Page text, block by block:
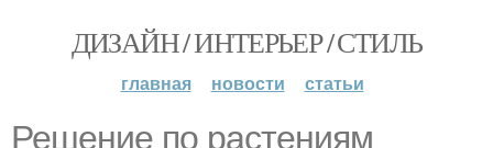
ДИЗАЙН / ИНТЕРЬЕР / СТИЛЬ
главная новости статьи
Решение по растениям